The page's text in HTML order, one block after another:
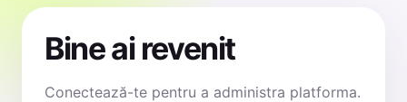
Bine ai revenit
Conectează-te pentru a administra platforma.